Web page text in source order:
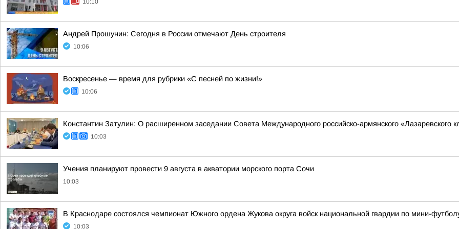
10:10
Андрей Прошунин: Сегодня в России отмечают День строителя
10:06
Воскресенье — время для рубрики «С песней по жизни!»
10:06
Константин Затулин: О расширенном заседании Совета Международного российско-армянского «Лазаревского
10:03
Учения планируют провести 9 августа в акватории морского порта Сочи
10:03
В Краснодаре состоялся чемпионат Южного ордена Жукова округа войск национальной гвардии по мини-
10:03